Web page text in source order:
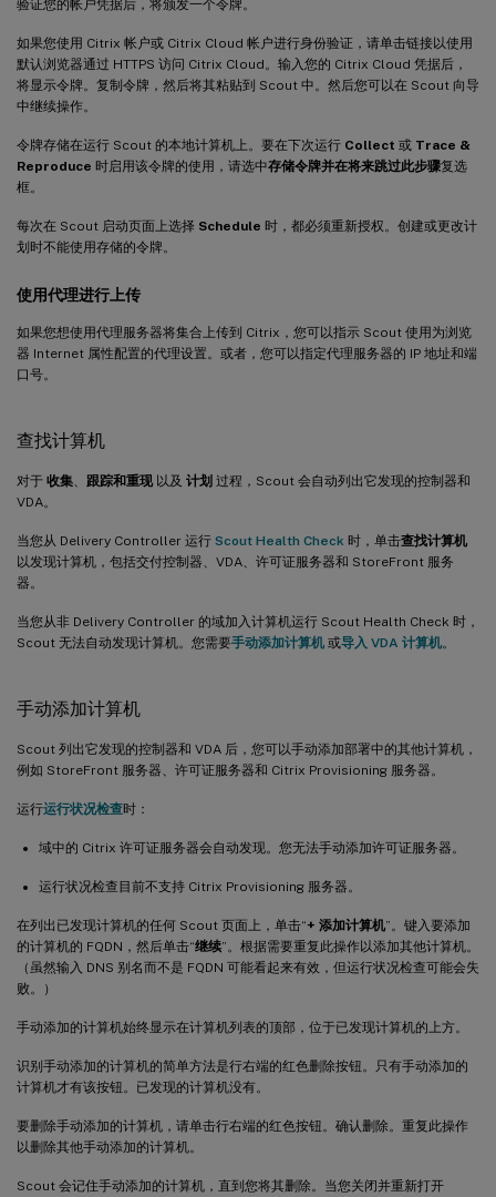
验证您的帐户凭据后，将颁发一个令牌。
如果您使用 Citrix 帐户或 Citrix Cloud 帐户进行身份验证，请单击链接以使用
默认浏览器通过 HTTPS 访问 Citrix Cloud。输入您的 Citrix Cloud 凭据后，
将显示令牌。复制令牌，然后将其粘贴到 Scout 中。然后您可以在 Scout 向导
中继续操作。
令牌存储在运行 Scout 的本地计算机上。要在下次运行 Collect 或 Trace &
Reproduce 时启用该令牌的使用，请选中存储令牌并在将来跳过此步骤复选
框。
每次在 Scout 启动页面上选择 Schedule 时，都必须重新授权。创建或更改计
划时不能使用存储的令牌。
使用代理进行上传
如果您想使用代理服务器将集合上传到 Citrix，您可以指示 Scout 使用为浏览
器 Internet 属性配置的代理设置。或者，您可以指定代理服务器的 IP 地址和端
口号。
查找计算机
对于 收集 跟踪和重现以及 计划 过程，Scout 会自动列出它发现的控制器和
VDA。
当您从 Delivery Controller 运行 Scout Health Check 时，单击查找计算机
以发现计算机，包括交付控制器、VDA、许可证服务器和 StoreFront 服务
器。
当您从非 Delivery Controller 的域加入计算机运行 Scout Health Check 时，
Scout 无法自动发现计算机。您需要手动添加计算机 或导入 VDA 计算机。
手动添加计算机
Scout 列出它发现的控制器和 VDA 后，您可以手动添加部署中的其他计算机，
例如 StoreFront 服务器、许可证服务器和 Citrix Provisioning 服务器。
运行运行状况检查时：
域中的 Citrix 许可证服务器会自动发现。您无法手动添加许可证服务器。
运行状况检查目前不支持 Citrix Provisioning 服务器。
在列出已发现计算机的任何 Scout 页面上，单击“+ 添加计算机”。键入要添加
的计算机的 FQDN，然后单击“继续”。根据需要重复此操作以添加其他计算机。
（虽然输入 DNS 别名而不是 FQDN 可能看起来有效，但运行状况检查可能会失
败。）
手动添加的计算机始终显示在计算机列表的顶部，位于已发现计算机的上方。
识别手动添加的计算机的简单方法是行右端的红色删除按钮。只有手动添加的
计算机才有该按钮。已发现的计算机没有。
要删除手动添加的计算机，请单击行右端的红色按钮。确认删除。重复此操作
以删除其他手动添加的计算机。
Scout 会记住手动添加的计算机，直到您将其删除。当您关闭并重新打开